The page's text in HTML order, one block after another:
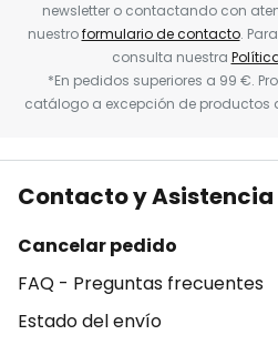
newsletter o contactando con
nuestroformulario de contacto.
consulta nuestra
*En pedidos superiores a 99 €.
catálogo a excepción de productos
Contacto y Asistencia
Cancelar pedido
FAQ - Preguntas frecuentes
Estado del envío